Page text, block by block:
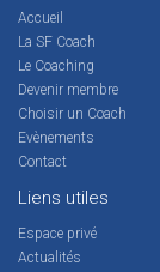
Accueil
La SF Coach
Le Coaching
Devenir membre
Choisir un Coach
Evènements
Contact
Liens utiles
Espace privé
Actualités